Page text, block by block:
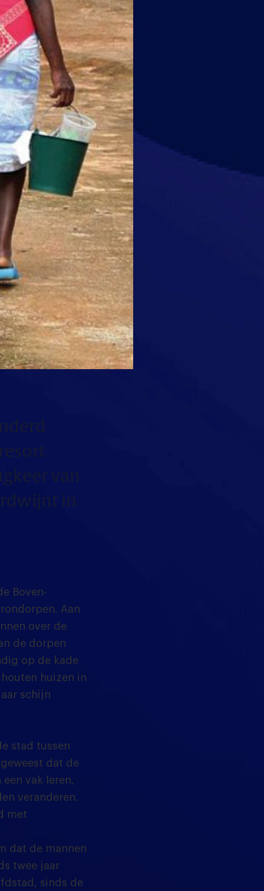
van
in
Boven-
Aan
over de
de dorpen
op de kade
huizen in
schijn
stad tussen
dat de
vak leren,
veranderen.
met
dat de mannen
twee jaar
sinds de